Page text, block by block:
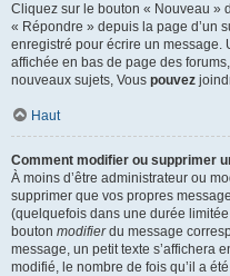
Cliquez sur le bouton « Nouveau »
« Répondre » depuis la page d’un
enregistré pour écrire un message.
affichée en bas de page des
nouveaux sujets, Vous pouvez
Haut
Comment modifier ou supprimer
À moins d’être administrateur ou
supprimer que vos propres
(quelquefois dans une durée
bouton modifierdu message
message, un petit texte s’affichera
modifié, le nombre de fois qu’il a